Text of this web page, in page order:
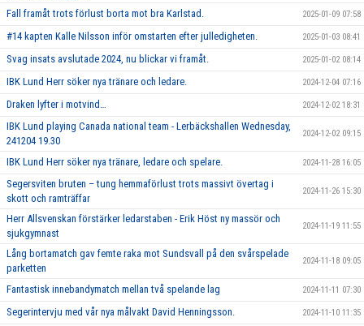
Fall framåt trots förlust borta mot bra Karlstad. 2025-01-09 07:58
#14 kapten Kalle Nilsson inför omstarten efter julledigheten. 2025-01-03 08:41
Svag insats avslutade 2024, nu blickar vi framåt. 2025-01-02 08:14
IBK Lund Herr söker nya tränare och ledare. 2024-12-04 07:16
Draken lyfter i motvind… 2024-12-02 18:31
IBK Lund playing Canada national team - Lerbäckshallen Wednesday,
241204 19.30
2024-12-02 09:15
IBK Lund Herr söker nya tränare, ledare och spelare. 2024-11-28 16:05
Segersviten bruten – tung hemmaförlust trots massivt övertag i
skott och ramträffar
2024-11-26 15:30
Herr Allsvenskan förstärker ledarstaben - Erik Höst ny massör och
sjukgymnast
2024-11-19 11:55
Lång bortamatch gav femte raka mot Sundsvall på den svårspelade
parketten
2024-11-18 09:05
Fantastisk innebandymatch mellan två spelande lag 2024-11-11 07:30
Segerintervju med vår nya målvakt David Henningsson. 2024-11-10 11:35